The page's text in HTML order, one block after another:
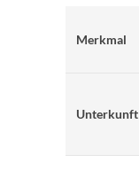
Merkmal
Unterkunft